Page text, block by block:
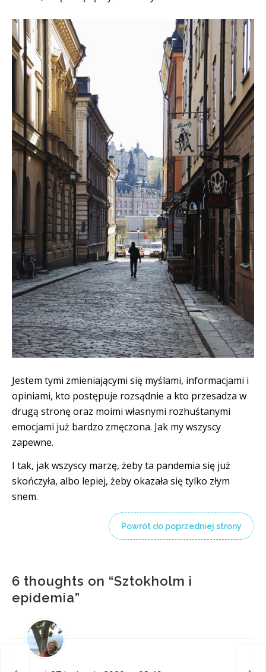
Jestem tymi zmieniającymi się myślami, informacjami i
opiniami, kto postępuje rozsądnie a kto przesadza w
drugą stronę oraz moimi własnymi rozhuśtanymi
emocjami już bardzo zmęczona. Jak my wszyscy
zapewne.
I tak, jak wszyscy marzę, żeby ta pandemia się już
skończyła, albo lepiej, żeby okazała się tylko złym
snem.
Powrót do poprzedniej strony
6 thoughts on “Sztokholm i
epidemia”